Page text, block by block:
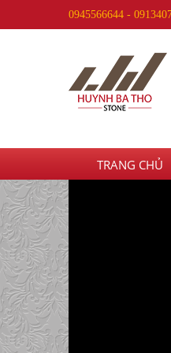
0945566644 -
TRANG CHỦ